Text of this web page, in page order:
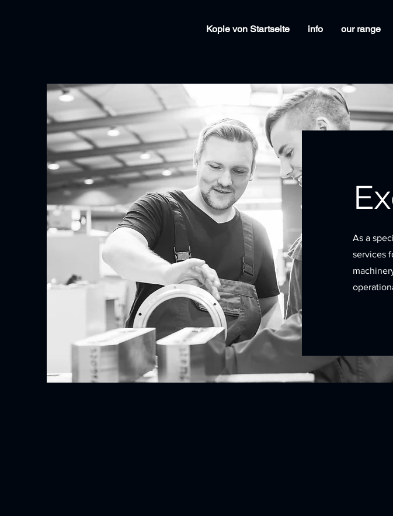
Kopie von Startseite info our range
As a
services